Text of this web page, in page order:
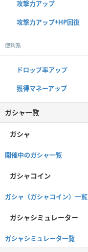
攻撃力アップ
攻撃力アップ+HP回復
便利系
ドロップ率アップ
獲得マネーアップ
ガシャ一覧
ガシャ
開催中のガシャ一覧
ガシャコイン
ガシャ（ガシャコイン）一覧
ガシャシミュレーター
ガシャシミュレータ一覧